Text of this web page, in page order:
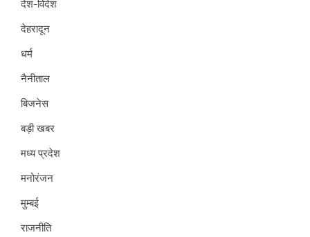
देश-विदेश
देहरादून
धर्म
नैनीताल
बिजनेस
बड़ी खबर
मध्य प्रदेश
मनोरंजन
मुम्बई
राजनीति